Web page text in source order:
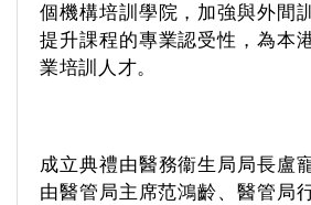
個機構培訓學院，加強與外間
提升課程的專業認受性，為本
業培訓人才。
成立典禮由醫務衞生局局長盧
由醫管局主席范鴻齡、醫管局